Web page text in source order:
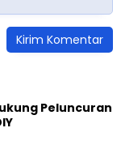
Peluncuran